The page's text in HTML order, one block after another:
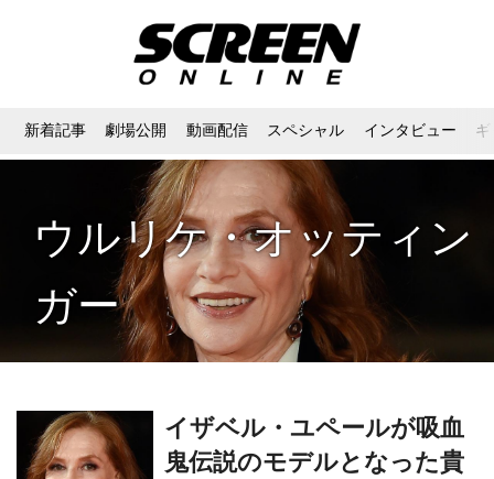
新着記事 劇場公開 動画配信 スペシャル インタビュー
ウルリケ・オッティン
ガー
イザベル・ユペールが吸血
鬼伝説のモデルとなった貴